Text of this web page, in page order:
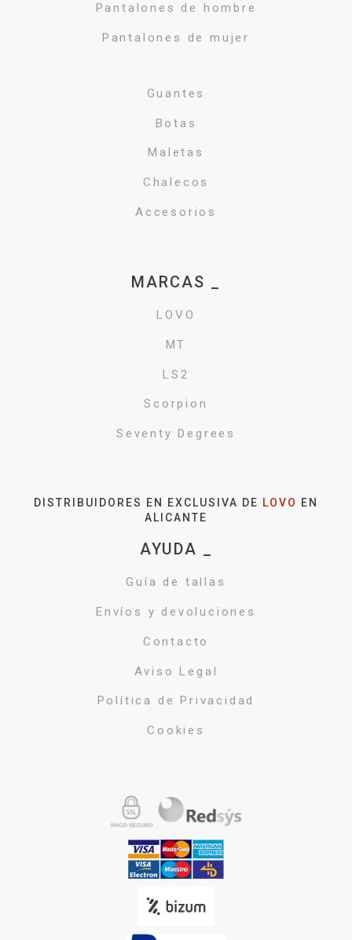
Pantalones de hombre
Pantalones de mujer
Guantes
Botas
Maletas
Chalecos
Accesorios
MARCAS _
LOVO
MT
LS2
Scorpion
Seventy Degrees
DISTRIBUIDORES EN EXCLUSIVA DE LOVO
EN
ALICANTE
AYUDA _
Guía de tallas
Envíos y devoluciones
Contacto
Aviso Legal
Política de Privacidad
Cookies